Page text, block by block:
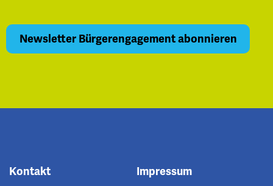
Kontakt Impressum